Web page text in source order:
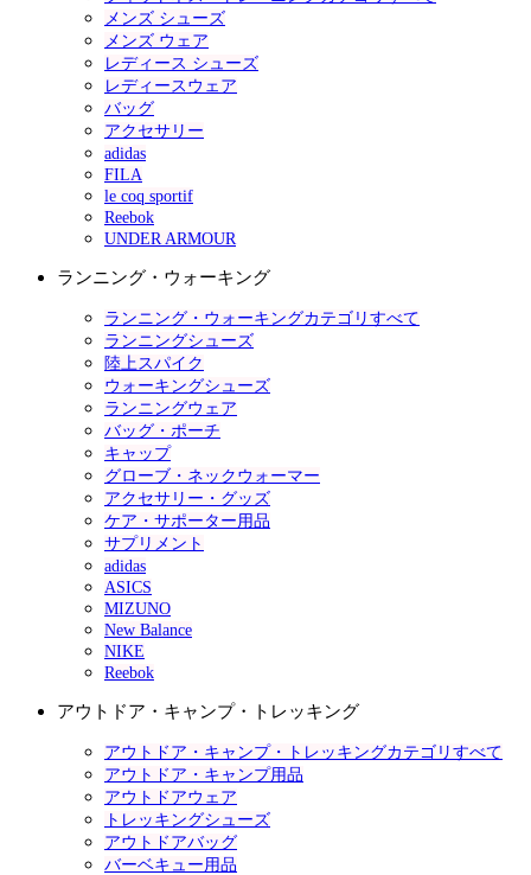
メンズ シューズ
メンズ ウェア
レディース シューズ
レディースウェア
バッグ
アクセサリー
adidas
FILA
le coq sportif
Reebok
UNDER ARMOUR
ランニング・ウォーキング
ランニング・ウォーキングカテゴリすべて
ランニングシューズ
陸上スパイク
ウォーキングシューズ
ランニングウェア
バッグ・ポーチ
キャップ
グローブ・ネックウォーマー
アクセサリー・グッズ
ケア・サポーター用品
サプリメント
adidas
ASICS
MIZUNO
New Balance
NIKE
Reebok
アウトドア・キャンプ・トレッキング
アウトドア・キャンプ・トレッキングカテゴリすべて
アウトドア・キャンプ用品
アウトドアウェア
トレッキングシューズ
アウトドアバッグ
バーベキュー用品